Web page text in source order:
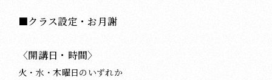
■クラス設定・お月謝
〈開講日・時間〉
火・水・木曜日のいずれか